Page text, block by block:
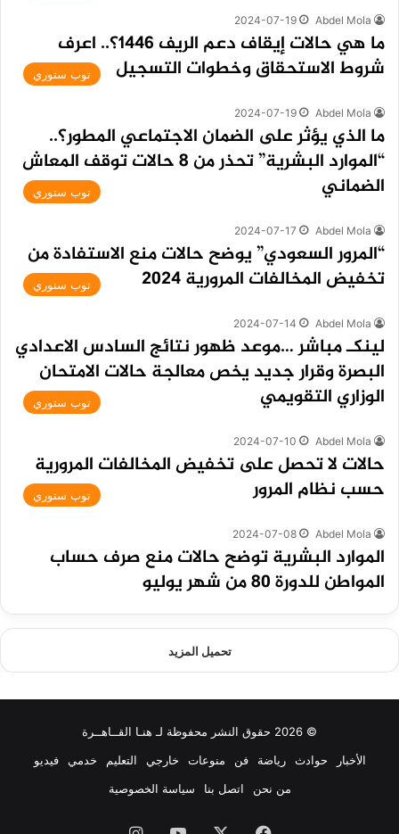
Abdel Mola
2024-07-19
ما هي حالات إيقاف دعم الريف 1446؟.. اعرف
شروط الاستحقاق وخطوات التسجيل
توب ستوري
Abdel Mola
2024-07-19
ما الذي يؤثر على الضمان الاجتماعي المطور؟..
“الموارد البشرية” تحذر من 8 حالات توقف المعاش
الضماني
توب ستوري
Abdel Mola
2024-07-17
“المرور السعودي” يوضح حالات منع الاستفادة من
تخفيض المخالفات المرورية 2024
توب ستوري
Abdel Mola
2024-07-14
لينكـ مباشر …موعد ظهور نتائج السادس الاعدادي
البصرة وقرار جديد يخص معالجة حالات الامتحان
الوزاري التقويمي
توب ستوري
Abdel Mola
2024-07-10
حالات لا تحصل على تخفيض المخالفات المرورية
حسب نظام المرور
توب ستوري
Abdel Mola
2024-07-08
الموارد البشرية توضح حالات منع صرف حساب
المواطن للدورة 80 من شهر يوليو
تحميل المزيد
© 2026 حقوق النشر محفوظة لـ هنـا القــاهــرة
الأخبار
حوادث رياضة فن منوعات خارجي التعليم خدمي
فيديو
من نحن
اتصل بنا سياسة الخصوصية